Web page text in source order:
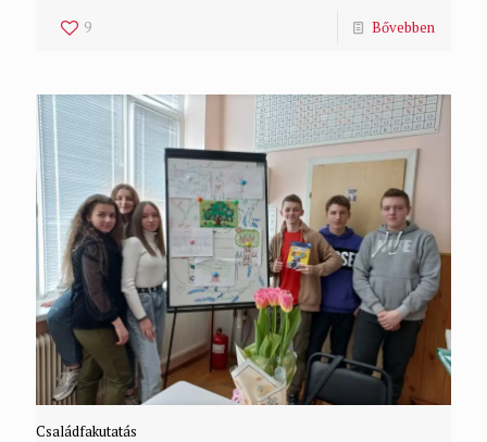
9 Bővebben
Családfakutatás